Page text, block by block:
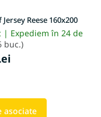
Jersey Reese 160x200
| Expediem în 24 de
buc.)
asociate